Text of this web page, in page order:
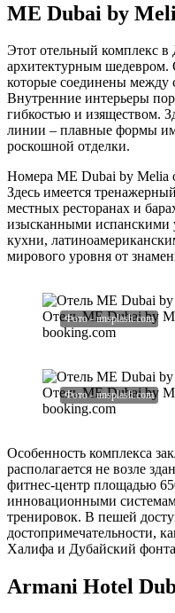
ME Dubai by
Этот отельный комплекс
архитектурным шедевром.
которые соединены между
Внутренние интерьеры
гибкостью и изяществом.
линии – плавные формы
роскошной отделки.
Номера ME Dubai by Melia
Здесь имеется
местных ресторанах и
изысканными испанскими
кухни,
мирового уровня от
Отель ME Dubai by
booking.com
Отель ME Dubai by
booking.com
Особенность комплекса
располагается не возле
фитнес-центр площадью
инновационными
тренировок. В пешей
достопримечательности,
Халифа и Дубайский
Armani Hotel